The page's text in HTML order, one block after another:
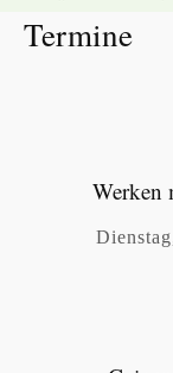
Termine
Werken
Dienstag